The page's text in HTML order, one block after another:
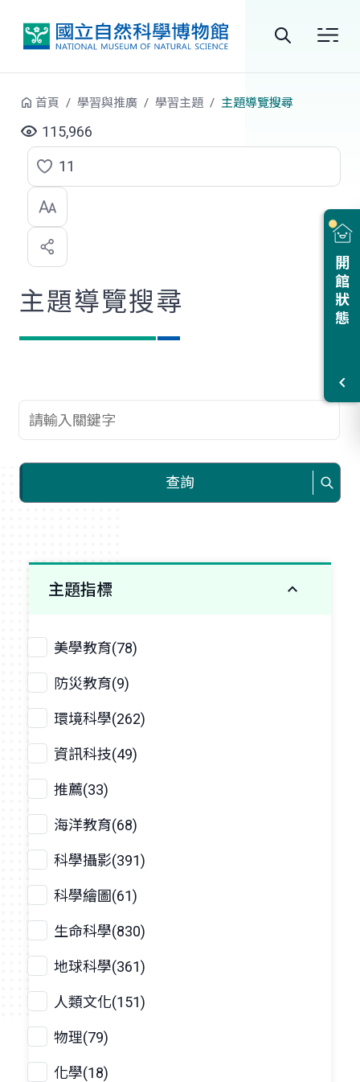
站
尋
開館狀態
首頁 學習與推廣 學習主題 主題導覽搜尋
115,966
點
選
喜
歡
11
主題導覽搜尋
查詢關鍵字
查詢
主題指標
美學教育(78)
防災教育(9)
環境科學(262)
資訊科技(49)
推薦(33)
海洋教育(68)
科學攝影(391)
科學繪圖(61)
生命科學(830)
地球科學(361)
人類文化(151)
物理(79)
化學(18)